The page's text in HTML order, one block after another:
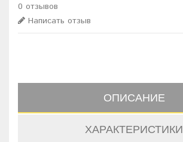
0 отзывов
Написать отзыв
ОПИСАНИЕ
ХАРАКТЕРИСТИКИ